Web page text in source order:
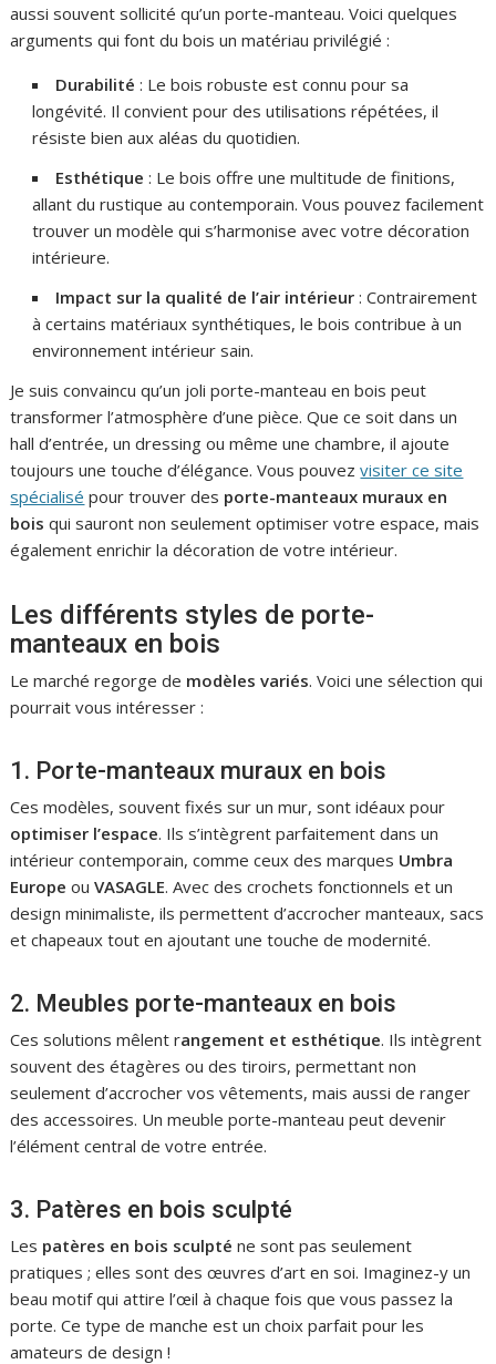
aussi souvent sollicité qu’un porte-manteau. Voici quelques
arguments qui font du bois un matériau privilégié :
Durabilité : Le bois robuste est connu pour sa
longévité. Il convient pour des utilisations répétées, il
résiste bien aux aléas du quotidien.
Esthétique : Le bois offre une multitude de finitions,
allant du rustique au contemporain. Vous pouvez facilement
trouver un modèle qui s’harmonise avec votre décoration
intérieure.
Impact sur la qualité de l’air intérieur : Contrairement
à certains matériaux synthétiques, le bois contribue à un
environnement intérieur sain.
Je suis convaincu qu’un joli porte-manteau en bois peut
transformer l’atmosphère d’une pièce. Que ce soit dans un
hall d’entrée, un dressing ou même une chambre, il ajoute
toujours une touche d’élégance. Vous pouvezvisiter ce site
spécialisé​ pour trouver des porte-manteaux muraux en
bois qui sauront non seulement optimiser votre espace, mais
également enrichir la décoration de votre intérieur.
Les différents styles de porte-
manteaux en bois
Le marché regorge de modèles variés. Voici une sélection qui
pourrait vous intéresser :
1. Porte-manteaux muraux en bois
Ces modèles, souvent fixés sur un mur, sont idéaux pour
optimiser l’espace. Ils s’intègrent parfaitement dans un
intérieur contemporain, comme ceux des marques Umbra
Europe ouVASAGLE. Avec des crochets fonctionnels et un
design minimaliste, ils permettent d’accrocher manteaux, sacs
et chapeaux tout en ajoutant une touche de modernité.
2. Meubles porte-manteaux en bois
Ces solutions mêlent rangement et esthétique. Ils intègrent
souvent des étagères ou des tiroirs, permettant non
seulement d’accrocher vos vêtements, mais aussi de ranger
des accessoires. Un meuble porte-manteau peut devenir
l’élément central de votre entrée.
3. Patères en bois sculpté
Les patères en bois sculpté ne sont pas seulement
pratiques ; elles sont des œuvres d’art en soi. Imaginez-y un
beau motif qui attire l’œil à chaque fois que vous passez la
porte. Ce type de manche est un choix parfait pour les
amateurs de design !